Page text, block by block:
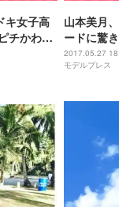
キ女子高
チかわ」
山本美月
ードに驚き
2017.05.27
モデルプレス